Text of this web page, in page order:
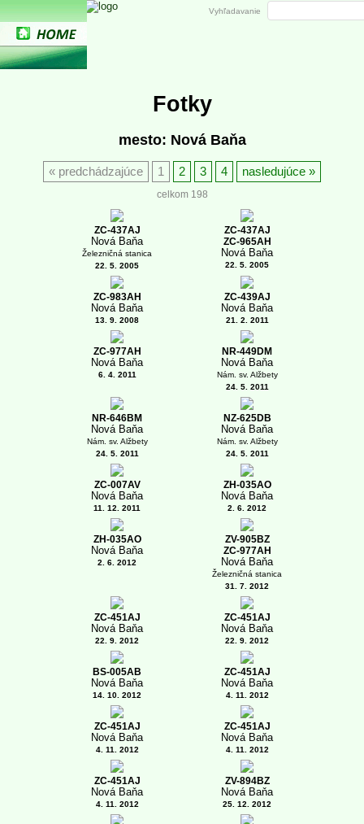
Fotky
mesto: Nová Baňa
predchádzajúce 1 2 3 4 nasledujúce
celkom 198
ZC-437AJ
Nová Baňa
Železničná stanica
22. 5. 2005
ZC-437AJ
ZC-965AH
Nová Baňa
22. 5. 2005
ZC-983AH
Nová Baňa
13. 9. 2008
ZC-439AJ
Nová Baňa
21. 2. 2011
ZC-977AH
Nová Baňa
6. 4. 2011
NR-449DM
Nová Baňa
Nám. sv. Alžbety
24. 5. 2011
NR-646BM
Nová Baňa
Nám. sv. Alžbety
24. 5. 2011
NZ-625DB
Nová Baňa
Nám. sv. Alžbety
24. 5. 2011
ZC-007AV
Nová Baňa
11. 12. 2011
ZH-035AO
Nová Baňa
2. 6. 2012
ZH-035AO
Nová Baňa
2. 6. 2012
ZV-905BZ
ZC-977AH
Nová Baňa
Železničná stanica
31. 7. 2012
ZC-451AJ
Nová Baňa
22. 9. 2012
ZC-451AJ
Nová Baňa
22. 9. 2012
BS-005AB
Nová Baňa
14. 10. 2012
ZC-451AJ
Nová Baňa
4. 11. 2012
ZC-451AJ
Nová Baňa
4. 11. 2012
ZC-451AJ
Nová Baňa
4. 11. 2012
ZC-451AJ
Nová Baňa
4. 11. 2012
ZV-894BZ
Nová Baňa
25. 12. 2012
Vyhľadavanie